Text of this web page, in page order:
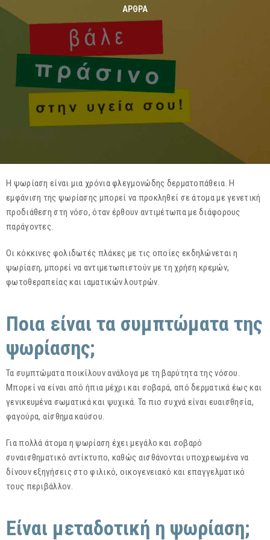
ΆΡΘΡΑ
Η ψωρίαση είναι μια χρόνια φλεγμονώδης δερματοπάθεια. Η
εμφάνιση της ψωρίασης μπορεί να προκληθεί σε άτομα με γενετική
προδιάθεση στη νόσο, όταν έρθουν αντιμέτωπα με διάφορους
παράγοντες.
Οι κόκκινες φολιδωτές πλάκες με τις οποίες εκδηλώνεται η
ψωρίαση, μπορεί να αντιμετωπιστούν με τη χρήση κρεμών,
φωτοθεραπείας και ιαματικών λουτρών.
Ποια είναι τα συμπτώματα της
ψωρίασης;
Τα συμπτώματα ποικίλουν ανάλογα με τη βαρύτητα της νόσου.
Μπορεί να είναι από ήπια μέχρι και σοβαρά, από δερματικά έως και
γενικευμένα σωματικά και ψυχικά. Τα πιο συχνά είναι ευαισθησία,
φαγούρα, αίσθημα καύσου.
Για πολλά άτομα η ψωρίαση έχει μεγάλο και σοβαρό
συναισθηματικό αντίκτυπο, καθώς αισθάνονται υποχρεωμένα να
δίνουν εξηγήσεις στο φιλικό, οικογενειακό και επαγγελματικό
τους περιβάλλον.
Είναι μεταδοτική η ψωρίαση;